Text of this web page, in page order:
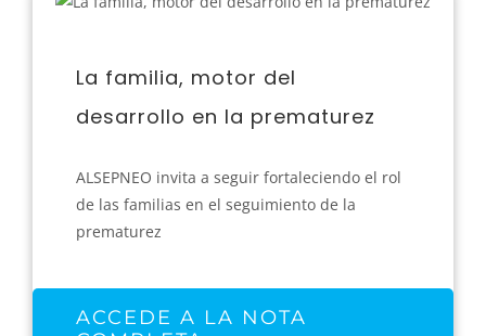
La familia, motor del
desarrollo en la prematurez
ALSEPNEO invita a seguir fortaleciendo el rol
de las familias en el seguimiento de la
prematurez
ACCEDE A LA NOTA